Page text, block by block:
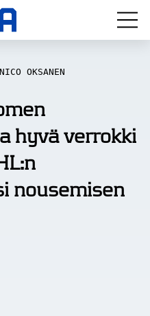
NICO OKSANEN
hyvä verrokki
nousemisen